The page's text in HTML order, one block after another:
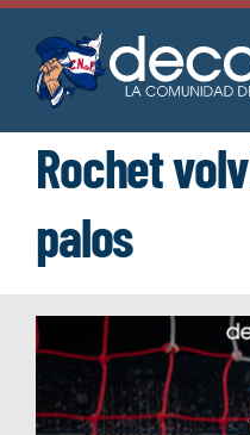
Saltar
contenido
Rochet
palos